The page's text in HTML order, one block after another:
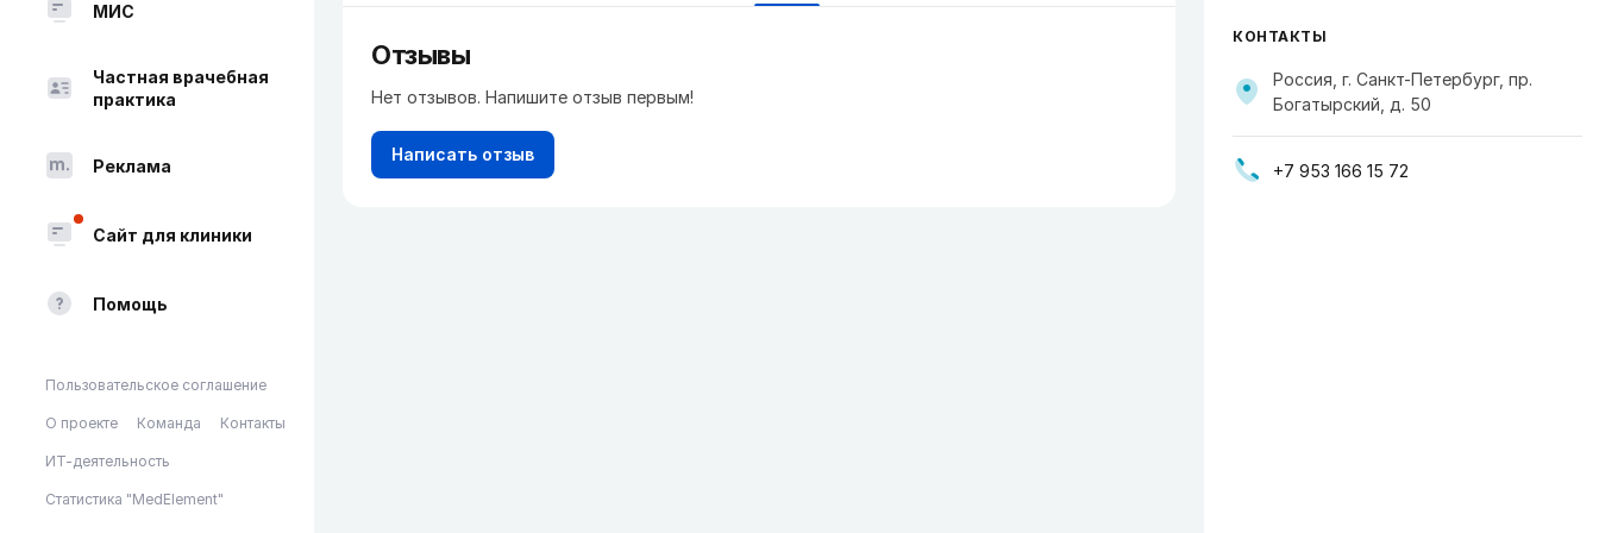
МИС
Частная врачебная
практика
Реклама
Сайт для клиники
Помощь
Пользовательское соглашение
О проекте Команда Контакты
ИТ-деятельность
Статистика "MedElement"
Отзывы
Нет отзывов. Напишите отзыв первым!
Написать отзыв
КОНТАКТЫ
Россия, г. Санкт-Петербург, пр.
Богатырский, д. 50
+7 953 166 15 72